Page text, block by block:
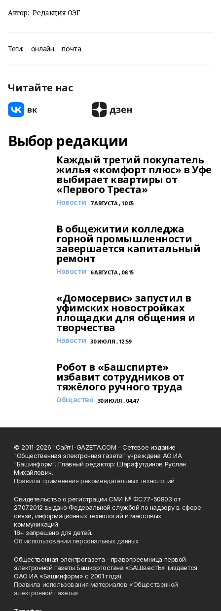
Автор: Редакция ОЭГ
Теги: онлайн почта
Читайте нас
Выбор редакции
Каждый третий покупатель
жилья «комфорт плюс» в Уфе
выбирает квартиры от
«Первого Треста»
Новости 7 АВГУСТА , 10:05
В общежитии колледжа
горной промышленности
завершается капитальный
ремонт
Новости 6 АВГУСТА , 06:15
«Домосервис» запустил в
уфимских новостройках
площадки для общения и
творчества
Новости 30 ИЮЛЯ , 12:59
Робот в «Башспирте»
избавит сотрудников от
тяжёлого ручного труда
Общество 30 ИЮЛЯ , 04:47
© 2011-2026 "Сайт I-GAZETA.COM - Сетевое издание
"Общественная электронная газета" учреждена АО ИА
"Башинформ". Главный редактор: Шарафутдинов Руслан
Михайлович.
Правила применения рекомендательных технологий
Свидетельство о регистрации СМИ № ФС77-50803 от
27.07.2012 выдано Федеральной службой по надзору в сфере
связи, информационных технологий и массовых
коммуникаций.
18+ запрещено для детей.
Об использовании персональных данных
Общественная электрогазета - правопреемница первой
электронной газеты Башкортостана «БАШвестЪ» (издается
ОАО ИА «Башинформ» с 2001 года).
Правила использования материалов «Общественной
электронной газеты»